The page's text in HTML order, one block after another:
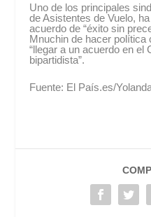
Uno de los principales
de Asistentes de Vuelo,
acuerdo de “éxito sin
Mnuchin de hacer política
“llegar a un acuerdo en el
bipartidista”.
Fuente: El País.es/